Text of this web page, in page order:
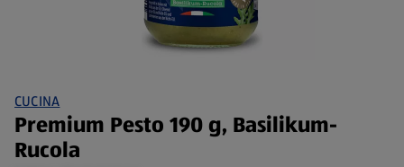
CUCINA
Premium Pesto 190 g, Basilikum-
Rucola